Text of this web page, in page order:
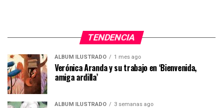
TENDENCIA
ÁLBUM ILUSTRADO 1 mes ago
Verónica Aranda y su trabajo en ‘Bienvenida,
amiga ardilla’
ÁLBUM ILUSTRADO 3 semanas ago